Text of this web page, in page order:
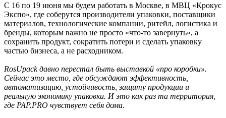
С 16 по 19 июня мы будем работать в Москве, в МВЦ «Крокус
Экспо», где соберутся производители упаковки, поставщики
материалов, технологические компании, ритейл, логистика и
бренды, которым важно не просто «что-то завернуть», а
сохранить продукт, сократить потери и сделать упаковку
частью бизнеса, а не расходником.
RosUpack давно перестал быть выставкой «про коробки».
Сейчас это место, где обсуждают эффективность,
автоматизацию, устойчивость, защиту продукции и
реальную экономику упаковки. И это как раз та территория,
где PAP.PRO чувствует себя дома.